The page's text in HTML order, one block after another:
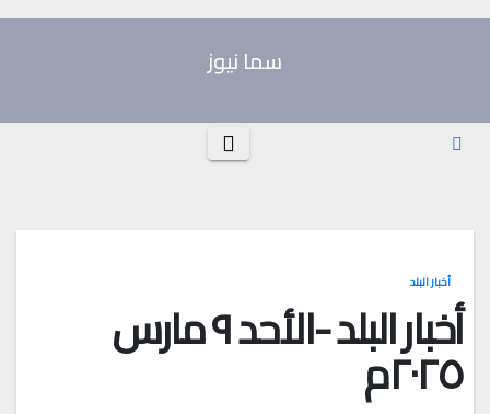
Skip
سما نيوز
أخبار البلد
أخبار البلد -الأحد ٩ مارس
٢٠٢٥م